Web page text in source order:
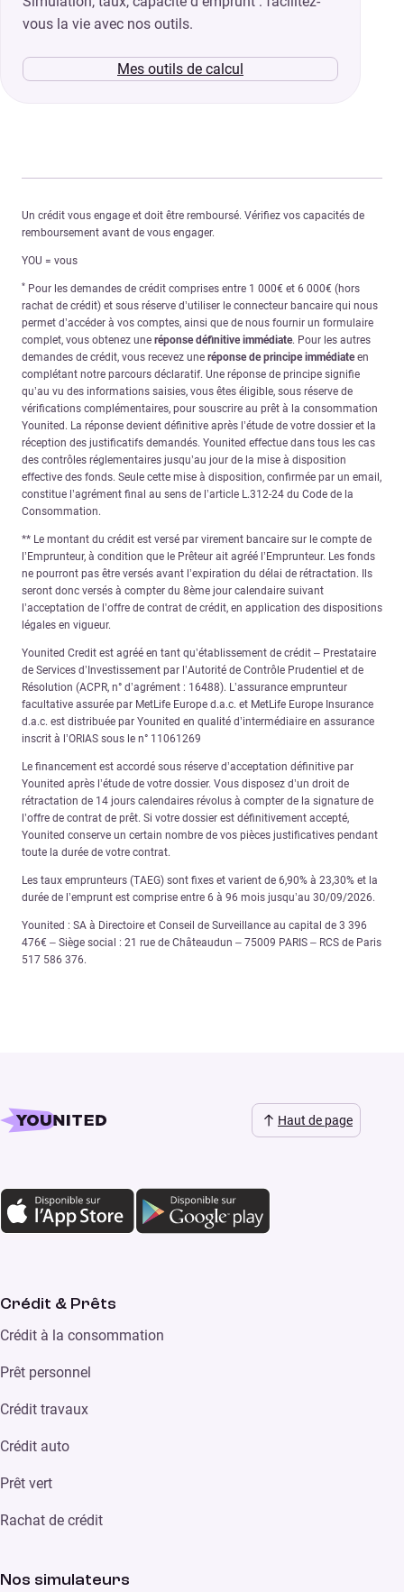
vous la vie avec nos outils.
Mes outils de calcul
Un crédit vous engage et doit être remboursé. Vérifiez vos capacités de
remboursement avant de vous engager.
YOU = vous
* Pour les demandes de crédit comprises entre 1 000€ et 6 000€ (hors
rachat de crédit) et sous réserve d’utiliser le connecteur bancaire qui nous
permet d’accéder à vos comptes, ainsi que de nous fournir un formulaire
complet, vous obtenez une réponse définitive immédiate. Pour les autres
demandes de crédit, vous recevez une réponse de principe immédiateen
complétant notre parcours déclaratif. Une réponse de principe signifie
qu’au vu des informations saisies, vous êtes éligible, sous réserve de
vérifications complémentaires, pour souscrire au prêt à la consommation
Younited. La réponse devient définitive après l’étude de votre dossier et la
réception des justificatifs demandés. Younited effectue dans tous les cas
des contrôles réglementaires jusqu’au jour de la mise à disposition
effective des fonds. Seule cette mise à disposition, confirmée par un email,
constitue l’agrément final au sens de l’article L.312-24 du Code de la
Consommation.
** Le montant du crédit est versé par virement bancaire sur le compte de
l’Emprunteur, à condition que le Prêteur ait agréé l’Emprunteur. Les fonds
ne pourront pas être versés avant l’expiration du délai de rétractation. Ils
seront donc versés à compter du 8ème jour calendaire suivant
l’acceptation de l’offre de contrat de crédit, en application des dispositions
légales en vigueur.
Younited Credit est agréé en tant qu’établissement de crédit – Prestataire
de Services d’Investissement par l’Autorité de Contrôle Prudentiel et de
Résolution (ACPR, n° d’agrément : 16488). L’assurance emprunteur
facultative assurée par MetLife Europe d.a.c. et MetLife Europe Insurance
d.a.c. est distribuée par Younited en qualité d’intermédiaire en assurance
inscrit à l’ORIAS sous le n° 11061269
Le financement est accordé sous réserve d’acceptation définitive par
Younited après l’étude de votre dossier. Vous disposez d’un droit de
rétractation de 14 jours calendaires révolus à compter de la signature de
l’offre de contrat de prêt. Si votre dossier est définitivement accepté,
Younited conserve un certain nombre de vos pièces justificatives pendant
toute la durée de votre contrat.
Les taux emprunteurs (TAEG) sont fixes et varient de 6,90% à 23,30% et la
durée de l’emprunt est comprise entre 6 à 96 mois jusqu’au 30/09/2026.
Younited : SA à Directoire et Conseil de Surveillance au capital de 3 396
476€ – Siège social : 21 rue de Châteaudun – 75009 PARIS – RCS de Paris
517 586 376.
Haut de page
Crédit & Prêts
Crédit à la consommation
Prêt personnel
Crédit travaux
Crédit auto
Prêt vert
Rachat de crédit
Nos simulateurs